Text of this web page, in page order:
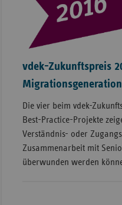
vdek-Zukunftspreis
Migrationsgeneration
Die vier beim vdek-
Best-Practice-Projekte
Verständnis- oder
Zusammenarbeit mit
überwunden werden